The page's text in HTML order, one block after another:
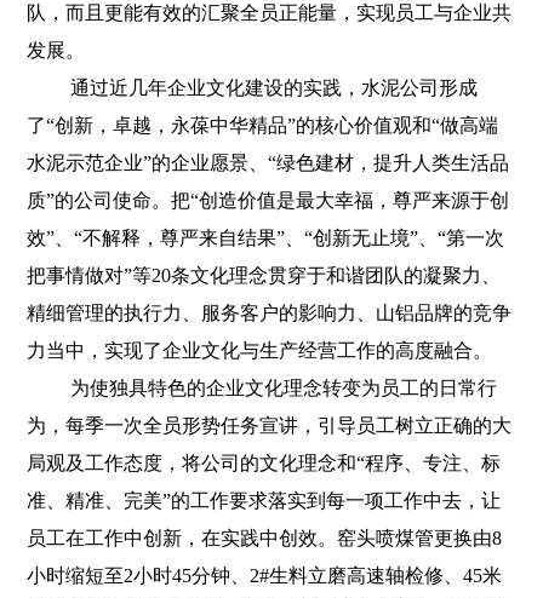
队，而且更能有效的汇聚全员正能量，实现员工与企业共
发展。
通过近几年企业文化建设的实践，水泥公司形成
了“创新，卓越，永葆中华精品”的核心价值观和“做高端
水泥示范企业”的企业愿景、“绿色建材，提升人类生活品
质”的公司使命。把“创造价值是最大幸福，尊严来源于创
效”、“不解释，尊严来自结果”、“创新无止境”、“第一次
把事情做对”等20条文化理念贯穿于和谐团队的凝聚力、
精细管理的执行力、服务客户的影响力、山铝品牌的竞争
力当中，实现了企业文化与生产经营工作的高度融合。
为使独具特色的企业文化理念转变为员工的日常行
为，每季一次全员形势任务宣讲，引导员工树立正确的大
局观及工作态度，将公司的文化理念和“程序、专注、标
准、精准、完美”的工作要求落实到每一项工作中去，让
员工在工作中创新，在实践中创效。窑头喷煤管更换由8
小时缩短至2小时45分钟、 2#生料立磨高速轴检修、45米